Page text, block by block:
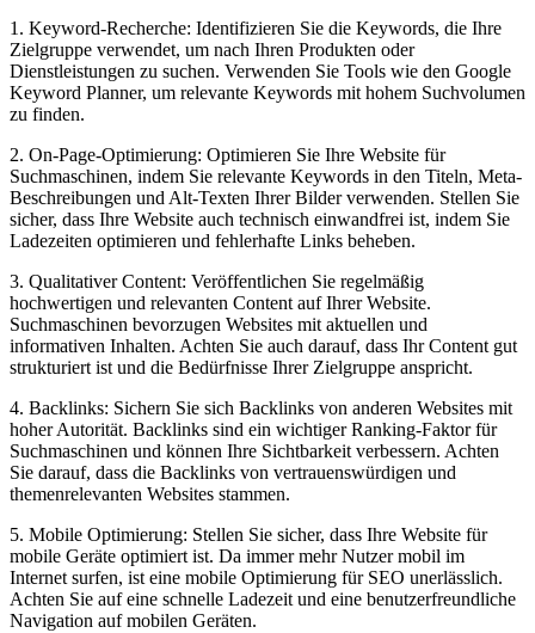
1. Keyword-Recherche: Identifizieren‌ Sie die Keywords, die Ihre⁢
Zielgruppe verwendet, um ​nach Ihren Produkten oder
Dienstleistungen zu suchen. Verwenden⁤ Sie Tools wie den⁣ Google
Keyword Planner, um⁣ relevante ⁣Keywords mit hohem Suchvolumen
zu finden.
2.‍ On-Page-Optimierung:⁢ Optimieren Sie ​Ihre Website für
Suchmaschinen,⁢ indem Sie ​relevante Keywords in den Titeln, Meta-
Beschreibungen und Alt-Texten Ihrer Bilder verwenden. Stellen Sie
sicher, dass Ihre Website auch technisch einwandfrei ist, ⁤indem ⁢Sie
Ladezeiten optimieren ‌und fehlerhafte Links beheben.
3. Qualitativer Content: Veröffentlichen Sie⁣ regelmäßig
hochwertigen und relevanten Content auf Ihrer Website.
Suchmaschinen bevorzugen Websites mit aktuellen und
informativen Inhalten. Achten‍ Sie​ auch darauf, dass‌ Ihr Content⁣ gut​
strukturiert⁢ ist und die ‌Bedürfnisse Ihrer Zielgruppe anspricht.
4. Backlinks: Sichern Sie sich Backlinks von anderen Websites⁢ mit
hoher Autorität. Backlinks sind ein wichtiger Ranking-Faktor für
Suchmaschinen⁢ und können‍ Ihre⁢ Sichtbarkeit verbessern. Achten
Sie darauf, dass die Backlinks von vertrauenswürdigen und
themenrelevanten​ Websites stammen.
5. ‌Mobile Optimierung: Stellen Sie sicher, dass Ihre Website für
mobile Geräte optimiert ist. Da immer mehr‌ Nutzer mobil im
Internet surfen, ist eine mobile Optimierung für SEO unerlässlich.
Achten​ Sie auf ⁤eine⁤ schnelle Ladezeit und⁤ eine‌ benutzerfreundliche
Navigation auf mobilen Geräten.